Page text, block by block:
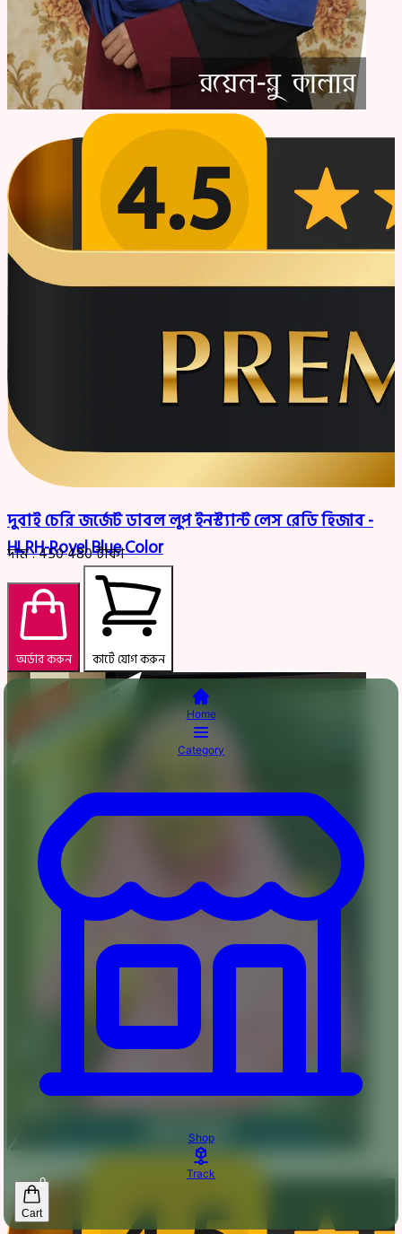
দুবাই চেরি জর্জেট ডাবল লুপ ইনস্ট্যান্ট লেস রেডি হিজাব -
HLRH-Royel Blue Color
দাম :450480টাকা
অর্ডার করুন কার্টে যোগ করুন
Home
Category
Shop
Track
0
Cart